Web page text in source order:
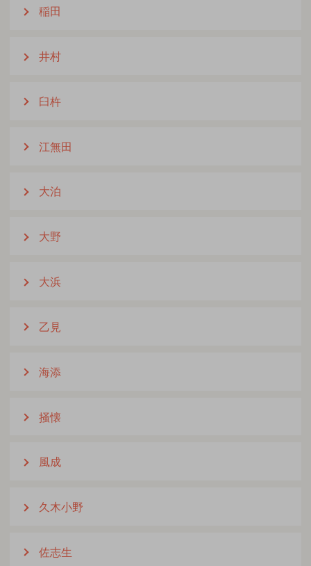
稲田
井村
臼杵
江無田
大泊
大野
大浜
乙見
海添
掻懐
風成
久木小野
佐志生